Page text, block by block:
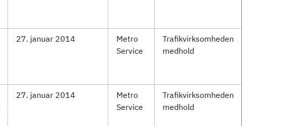
27. januar 2014
Metro
Service
Trafikvirksomheden
medhold
27. januar 2014
Metro
Service
Trafikvirksomheden
medhold